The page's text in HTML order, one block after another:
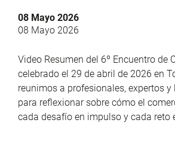
08 Mayo 2026
08 Mayo 2026
Video Resumen del 6º Encuentro de
celebrado el 29 de abril de 2026 en
reunimos a profesionales, expertos y
para reflexionar sobre cómo el
cada desafío en impulso y cada reto